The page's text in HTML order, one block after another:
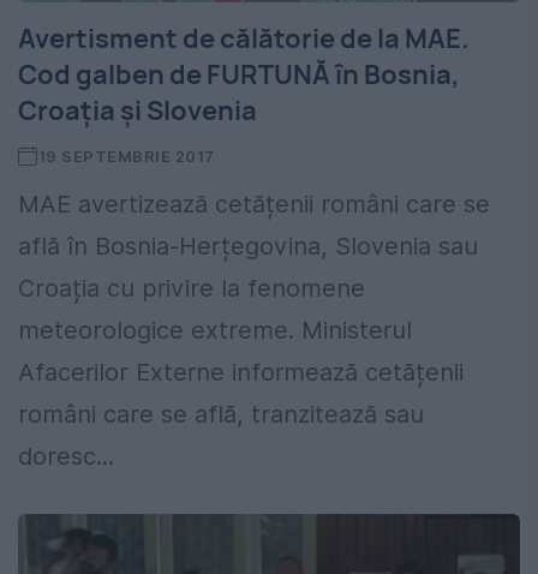
Avertisment de călătorie de la MAE.
Cod galben de FURTUNĂ în Bosnia,
Croația și Slovenia
19 SEPTEMBRIE 2017
MAE avertizează cetățenii români care se
află în Bosnia-Herțegovina, Slovenia sau
Croația cu privire la fenomene
meteorologice extreme. Ministerul
Afacerilor Externe informează cetățenii
români care se află, tranzitează sau
doresc...